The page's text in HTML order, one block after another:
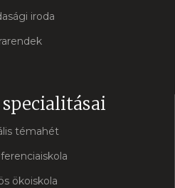
iroda
témahét
ökoiskola